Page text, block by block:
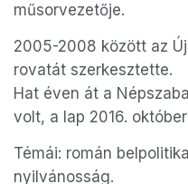
műsorvezetője.
2005-2008 között az
rovatát szerkesztette.
Hat éven át a
volt, a lap 2016.
Témái: román
nyiIvánosság.